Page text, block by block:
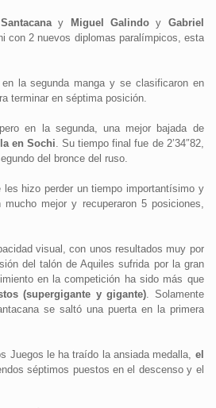
y Miguel Galindoy Gabriel
con 2 nuevos diplomas paralímpicos, esta
la segunda manga y se clasificaron en
terminar en séptima posición.
en la segunda, una mejor bajada de
en Sochi. Su tiempo final fue de 2’34″82,
del bronce del ruso.
hizo perder un tiempo importantísimo y
mejor y recuperaron 5 posiciones,
visual, con unos resultados muy por
del talón de Aquiles sufrida por la gran
en la competición ha sido más que
(supergigante y gigante). Solamente
se saltó una puerta en la primera
Juegos le ha traído la ansiada medalla, el
séptimos puestos en el descenso y el